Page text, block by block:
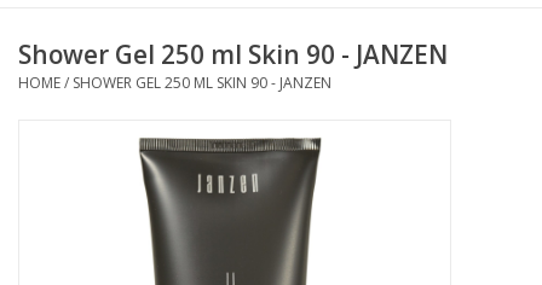
Shower Gel 250 ml Skin 90 - JANZEN
HOME/ SHOWER GEL 250 ML SKIN 90 - JANZEN